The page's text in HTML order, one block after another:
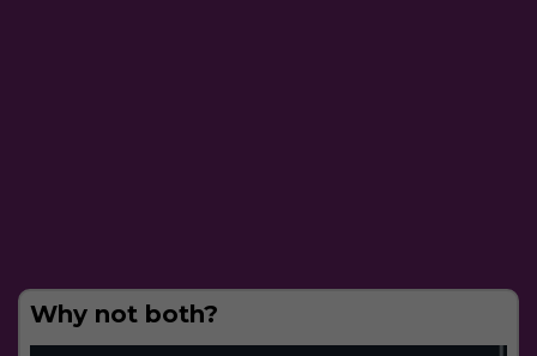
Why not both?